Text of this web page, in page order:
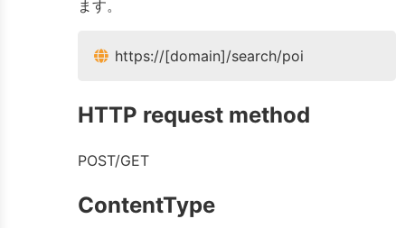
ます。
https://[domain]/search/poi
HTTP request method
POST/GET
ContentType